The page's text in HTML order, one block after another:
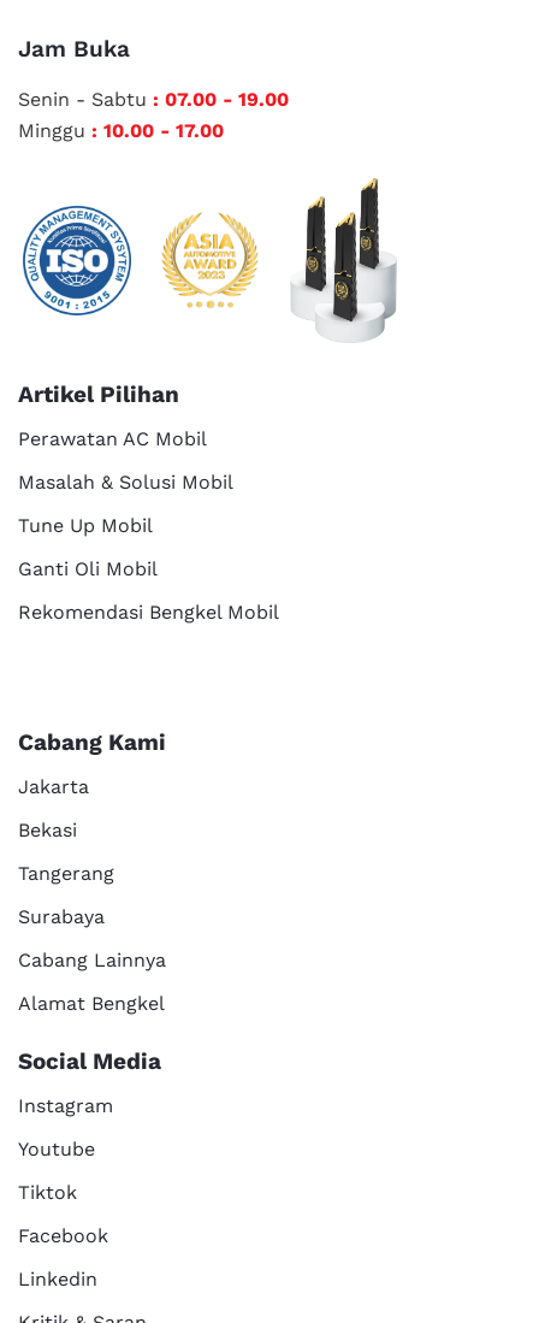
Jam Buka
Senin - Sabtu : 07.00 - 19.00
Minggu : 10.00 - 17.00
Artikel Pilihan
Perawatan AC Mobil
Masalah & Solusi Mobil
Tune Up Mobil
Ganti Oli Mobil
Rekomendasi Bengkel Mobil
Cabang Kami
Jakarta
Bekasi
Tangerang
Surabaya
Cabang Lainnya
Alamat Bengkel
Social Media
Instagram
Youtube
Tiktok
Facebook
Linkedin